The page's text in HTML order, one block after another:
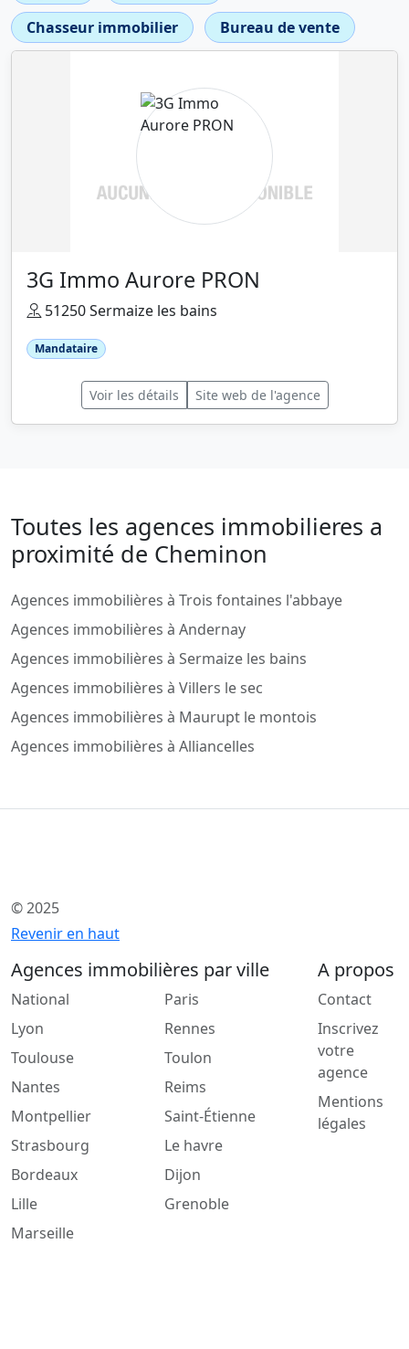
Chasseur immobilier
Bureau de vente
3G Immo Aurore PRON
51250 Sermaize les bains
Mandataire
Voir les détails Site web de l'agence
Toutes les agences immobilieres a
proximité de Cheminon
Agences immobilières à Trois fontaines l'abbaye
Agences immobilières à Andernay
Agences immobilières à Sermaize les bains
Agences immobilières à Villers le sec
Agences immobilières à Maurupt le montois
Agences immobilières à Alliancelles
© 2025
Revenir en haut
Agences immobilières par ville
National
Lyon
Toulouse
Nantes
Montpellier
Strasbourg
Bordeaux
Lille
Marseille
Paris
Rennes
Toulon
Reims
Saint-Étienne
Le havre
Dijon
Grenoble
A propos
Contact
Inscrivez
votre
agence
Mentions
légales